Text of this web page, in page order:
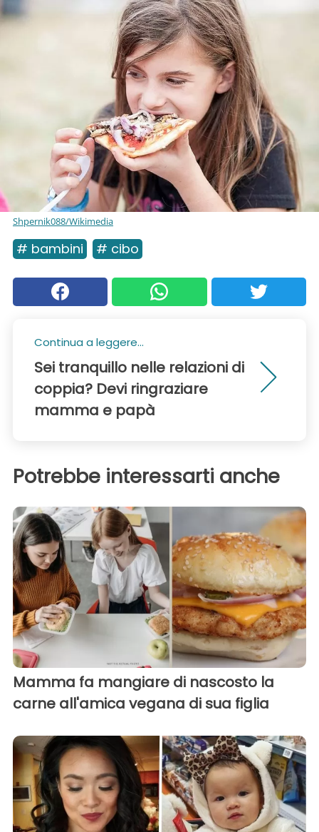
Shpernik088/Wikimedia
# bambini # cibo
Continua a leggere...
Sei tranquillo nelle relazioni di
coppia? Devi ringraziare
mamma e papà
Potrebbe interessarti anche
Mamma fa mangiare di nascosto la
carne all'amica vegana di sua figlia